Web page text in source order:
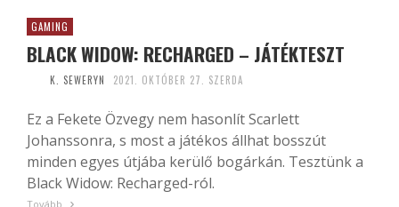
GAMING
BLACK WIDOW: RECHARGED – JÁTÉKTESZT
K. SEWERYN 2021. OKTÓBER 27. SZERDA
Ez a Fekete Özvegy nem hasonlít Scarlett
Johanssonra, s most a játékos állhat bosszút
minden egyes útjába kerülő bogárkán. Tesztünk a
Black Widow: Recharged-ról.
Tovább